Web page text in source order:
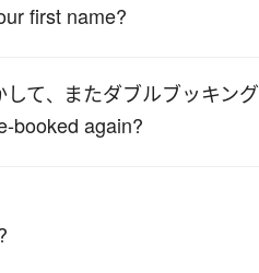
first name?
して、 またダブルブッキング
booked again?